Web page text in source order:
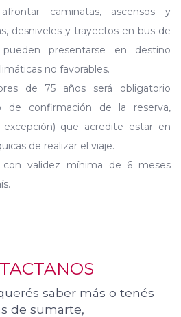
caminatas, ascensos y
desniveles y trayectos en bus de
presentarse en destino
no favorables.
de 75 años será obligatorio
de confirmación de la reserva,
que acredite estar en
de realizar el viaje.
con validez mínima de 6 meses
saber más o tenés
de sumarte,